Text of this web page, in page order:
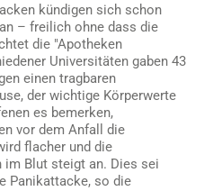
kündigen sich schon
– freilich ohne dass die
die "Apotheken
Universitäten gaben 43
einen tragbaren
der wichtige Körperwerte
es bemerken,
vor dem Anfall die
flacher und die
im Blut steigt an. Dies sei
Panikattacke, so die